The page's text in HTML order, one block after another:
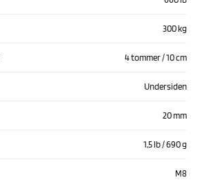
300 kg
4 tommer / 10 cm
Undersiden
20 mm
1,5 lb / 690 g
M8